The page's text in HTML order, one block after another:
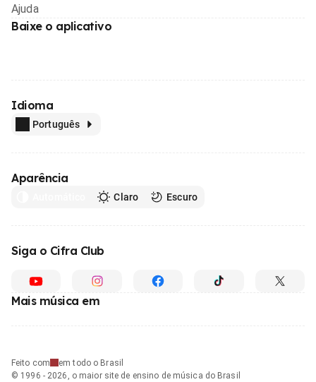
Ajuda
Baixe o aplicativo
Idioma
Português
Aparência
Claro Escuro
Siga o Cifra Club
Mais música em
Feito com
em todo o Brasil
© 1996 - 2026, o maior site de ensino de música do Brasil